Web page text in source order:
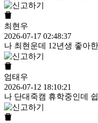
최현우
2026-07-17 02:48:37
나 최현운데 12년생 좋아
엄태우
2026-07-12 18:10:21
나 단대죽캠 휴학중인데